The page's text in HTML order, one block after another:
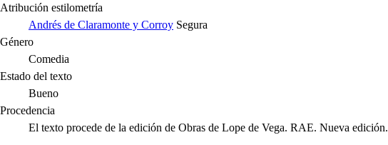
Atribución estilometría
Andrés de Claramonte y Corroy Segura
Género
Comedia
Estado del texto
Bueno
Procedencia
El texto procede de la edición de Obras de Lope de Vega. RAE. Nueva edición.